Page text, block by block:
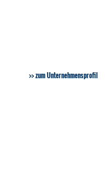
zum Unternehmensprofil